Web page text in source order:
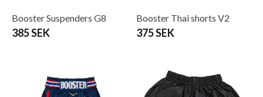
Booster Suspenders G8
385 SEK
Booster Thai shorts V2
375 SEK